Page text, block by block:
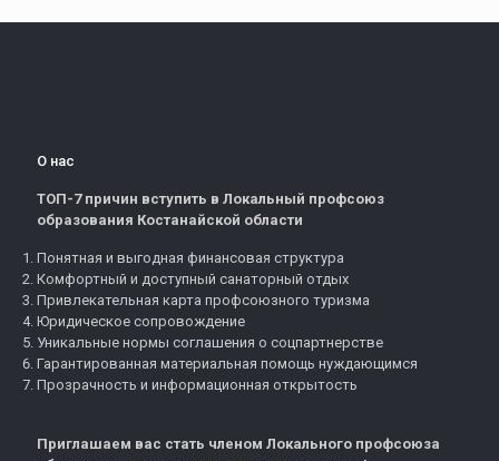
О нас
ТОП-7 причин вступить в Локальный профсоюз
образования Костанайской области
Понятная и выгодная финансовая структура
Комфортный и доступный санаторный отдых
Привлекательная карта профсоюзного туризма
Юридическое сопровождение
Уникальные нормы соглашения о соцпартнерстве
Гарантированная материальная помощь нуждающимся
Прозрачность и информационная открытость
Приглашаем вас стать членом Локального профсоюза